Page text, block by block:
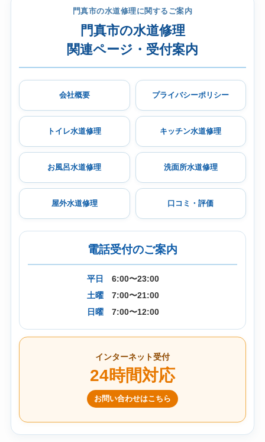
門真市の水道修理に関するご案内
門真市の水道修理
関連ページ・受付案内
会社概要 プライバシーポリシー
トイレ水道修理 キッチン水道修理
お風呂水道修理 洗面所水道修理
屋外水道修理 口コミ・評価
電話受付のご案内
平日
6:00〜23:00
土曜
7:00〜21:00
日曜
7:00〜12:00
インターネット受付
24時間対応
お問い合わせはこちら